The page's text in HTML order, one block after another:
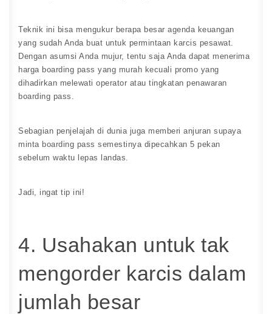
Teknik ini bisa mengukur berapa besar agenda keuangan
yang sudah Anda buat untuk permintaan karcis pesawat.
Dengan asumsi Anda mujur, tentu saja Anda dapat menerima
harga boarding pass yang murah kecuali promo yang
dihadirkan melewati operator atau tingkatan penawaran
boarding pass.
Sebagian penjelajah di dunia juga memberi anjuran supaya
minta boarding pass semestinya dipecahkan 5 pekan
sebelum waktu lepas landas.
Jadi, ingat tip ini!
4. Usahakan untuk tak
mengorder karcis dalam
jumlah besar